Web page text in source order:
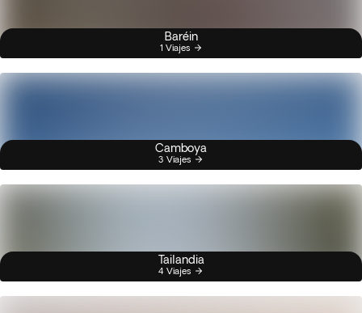
Baréin
1 Viajes
Camboya
3 Viajes
Tailandia
4 Viajes